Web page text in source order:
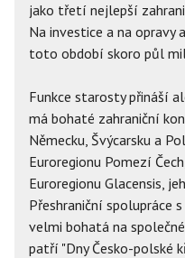
jako třetí nejlepší
Na investice a na opravy
toto období skoro půl
Funkce starosty přináší
má bohaté zahraniční
Německu, Švýcarsku a
Euroregionu Pomezí
Euroregionu Glacensis,
Přeshraniční spolupráce
velmi bohatá na
patří "Dny Česko-polské